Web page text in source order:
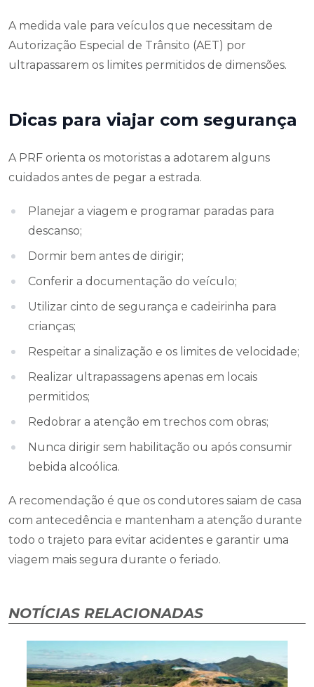
A medida vale para veículos que necessitam de
Autorização Especial de Trânsito (AET) por
ultrapassarem os limites permitidos de dimensões.
Dicas para viajar com segurança
A PRF orienta os motoristas a adotarem alguns
cuidados antes de pegar a estrada.
Planejar a viagem e programar paradas para
descanso;
Dormir bem antes de dirigir;
Conferir a documentação do veículo;
Utilizar cinto de segurança e cadeirinha para
crianças;
Respeitar a sinalização e os limites de velocidade;
Realizar ultrapassagens apenas em locais
permitidos;
Redobrar a atenção em trechos com obras;
Nunca dirigir sem habilitação ou após consumir
bebida alcoólica.
A recomendação é que os condutores saiam de casa
com antecedência e mantenham a atenção durante
todo o trajeto para evitar acidentes e garantir uma
viagem mais segura durante o feriado.
NOTÍCIAS RELACIONADAS